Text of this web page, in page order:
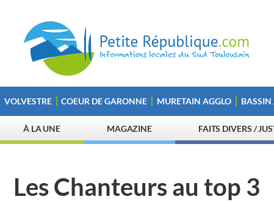
VOLVESTRE COEUR DE GARONNE MURETAIN AGGLO
À LA UNE MAGAZINE FAITS DIVERS /
Les Chanteurs au top 3